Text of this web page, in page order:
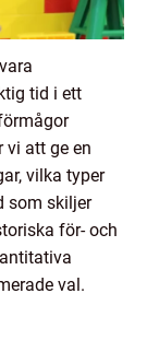
tid i ett
vi att ge en
vilka typer
som skiljer
för- och
val.